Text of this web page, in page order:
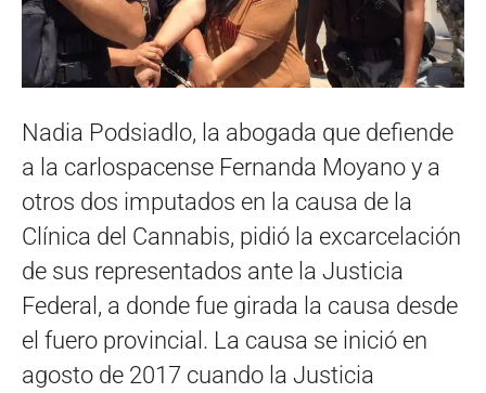
Nadia Podsiadlo, la abogada que defiende
a la carlospacense Fernanda Moyano y a
otros dos imputados en la causa de la
Clínica del Cannabis, pidió la excarcelación
de sus representados ante la Justicia
Federal, a donde fue girada la causa desde
el fuero provincial. La causa se inició en
agosto de 2017 cuando la Justicia